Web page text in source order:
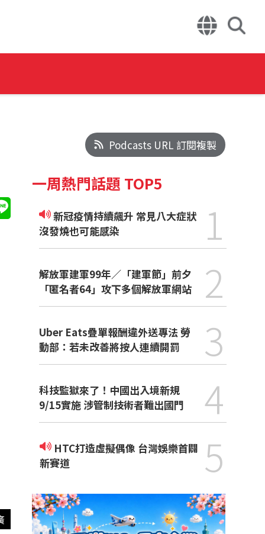
Podcasts URL 訂閱複製
一周熱門話題 TOP5
新冠疫情持續飆升 常見八大症狀
沒發燒也可能感染
1
解放軍建軍99年／「建軍節」前夕
「匿名者64」攻下多個解放軍網站
2
Uber Eats疊單報酬違外送專法 勞
動部：若未改善將按人連續開罰
3
科技監獄來了！中國出入境新規
9/15實施 涉管制技術者難出國門
4
新賽道
5